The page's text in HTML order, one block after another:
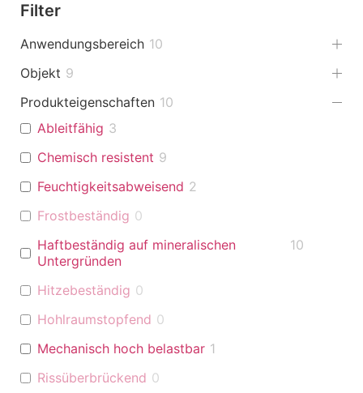
Filter
Anwendungsbereich 10
Objekt 9
Produkteigenschaften 10
Ableitfähig 3
Chemisch resistent 9
Feuchtigkeitsabweisend 2
Frostbeständig 0
Haftbeständig auf mineralischen
Untergründen
10
Hitzebeständig 0
Hohlraumstopfend 0
Mechanisch hoch belastbar 1
Rissüberbrückend 0